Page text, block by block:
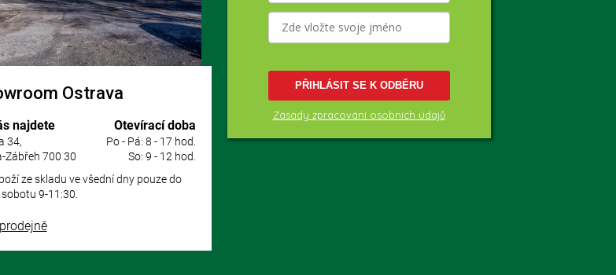
Ostrava
najdete
34,
Zábřeh 700 30
Otevírací doba
Po - Pá: 8 - 17 hod.
So: 9 - 12 hod.
ze skladu ve všední dny pouze do
9-11:30.
PŘIHLÁSIT SE K ODBĚRU
Zásady zpracování osobních údajů